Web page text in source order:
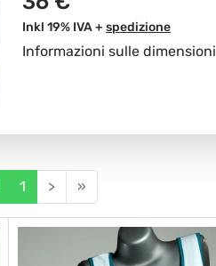
Inkl 19% IVA + spedizione
Informazioni sulle dimensioni
1 > »